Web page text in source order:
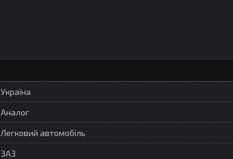
Україна
Аналог
Легковий автомобіль
ЗАЗ